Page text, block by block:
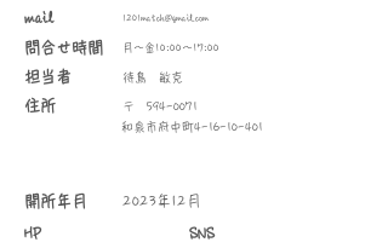
mail 1201match@gmail.com
問合せ時間 月〜金10:00〜17:00
​担当者 待鳥 敏克
住所 594-0071
〒
和泉市府中町4-16-10-401
​開所年月 2023年12月
HP SNS